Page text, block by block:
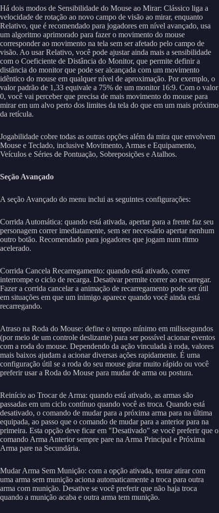
Há dois modos de Sensibilidade do Mouse ao Mirar: Clássico liga a
velocidade de rotação ao novo campo de visão ao mirar, enquanto
Relativo, que é recomendado para jogadores em nível avançado, usa
um algoritmo aprimorado para fazer o movimento do mouse
corresponder ao movimento na tela sem ser afetado pelo campo de
visão. Ao usar Relativo, você pode ajustar ainda mais a sensibilidade
com o Coeficiente de Distância do Monitor, que permite definir a
distância do monitor que pode ser alcançada com um movimento
idêntico do mouse em qualquer nível de aproximação. Por exemplo, o
valor padrão de 1,33 equivale a 75% de um monitor 16:9. Com o valor
0, você vai perceber que precisa de mais movimento do mouse para
mirar em um alvo perto dos limites da tela do que em um mais próximo
da retícula.
Jogabilidade cobre todas as outras opções além da mira que envolvem
Mouse e Teclado, inclusive Movimento, Armas e Equipamento,
Veículos e Séries de Pontuação, Sobreposições e Atalhos.
Seção Avançado
A seção Avançado do menu inclui as seguintes configurações:
Corrida Automática: quando está ativada, apertar para a frente faz seu
personagem correr imediatamente, sem ser necessário apertar nenhum
outro botão. Recomendado para jogadores que jogam num ritmo
acelerado.
Corrida Cancela Recarregamento: quando está ativado, correr
interrompe o ciclo de recarga. Desativar permite correr ao recarregar.
Fazer a corrida cancelar a animação de recarregamento pode ser útil
em situações em que um inimigo aparece quando você ainda está
recarregando.
Atraso na Roda do Mouse: define o tempo mínimo em milissegundos
(por meio de um controle deslizante) para ser possível acionar eventos
com a roda do mouse. Dependendo da ação vinculada à roda, valores
mais baixos ajudam a acionar diversas ações rapidamente. É uma
configuração útil se a roda do seu mouse girar muito rápido ou você
preferir usar a Roda do Mouse para mudar de arma ou postura.
Reinício ao Trocar de Arma: quando está ativado, as armas são
passadas em um ciclo contínuo quando você as troca. Quando está
desativado, o comando de mudar para a próxima arma para na última
equipada, ao passo que o comando de mudar para a anterior para na
primeira. Esta opção deve ficar em "Desativado" se você preferir que o
comando Arma Anterior sempre pare na Arma Principal e Próxima
Arma pare na Secundária.
Mudar Arma Sem Munição: com a opção ativada, tentar atirar com
uma arma sem munição aciona automaticamente a troca para outra
arma com munição. Desative se você preferir que não haja troca
quando a munição acaba e outra arma tem munição.